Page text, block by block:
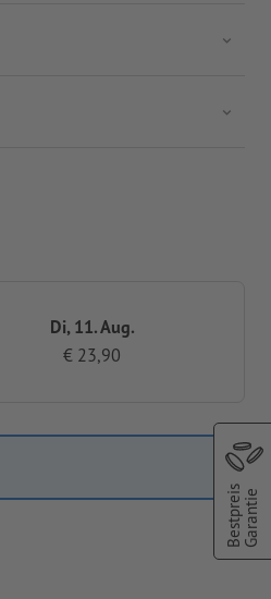
Di, 11. Aug.
€ 23,90
BestpreisGarantie